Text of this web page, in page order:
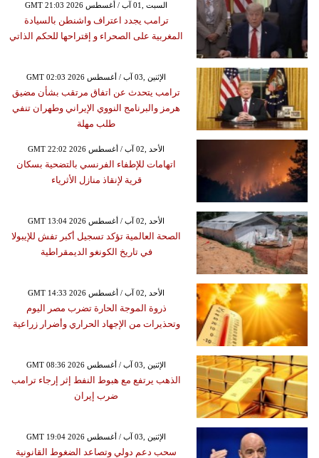
GMT 21:03 2026 السبت ,01 آب / أغسطس
ترامب يجدد اعتراف واشنطن بالسيادة
المغربية على الصحراء و إقتراحها للحكم الذاتي
GMT 02:03 2026 الإثنين ,03 آب / أغسطس
ترامب يتحدث عن اتفاق مرتقب بشأن مضيق
هرمز والبرنامج النووي الإيراني وطهران تنفي
طلب مهلة
GMT 22:02 2026 الأحد ,02 آب / أغسطس
اتهامات للإطفاء الفرنسي بالتضحية بسكان
قرية لإنقاذ منازل الأثرياء
GMT 13:04 2026 الأحد ,02 آب / أغسطس
الصحة العالمية تؤكد تسجيل أكبر تفش للإيبولا
في تاريخ الكونغو الديمقراطية
GMT 14:33 2026 الأحد ,02 آب / أغسطس
ذروة الموجة الحارة تضرب مصر اليوم
وتحذيرات من الإجهاد الحراري وأضرار زراعية
GMT 08:36 2026 الإثنين ,03 آب / أغسطس
الذهب يرتفع مع هبوط النفط إثر إرجاء ترامب
ضرب إيران
GMT 19:04 2026 الإثنين ,03 آب / أغسطس
سحب دعم دولي وتصاعد الضغوط القانونية